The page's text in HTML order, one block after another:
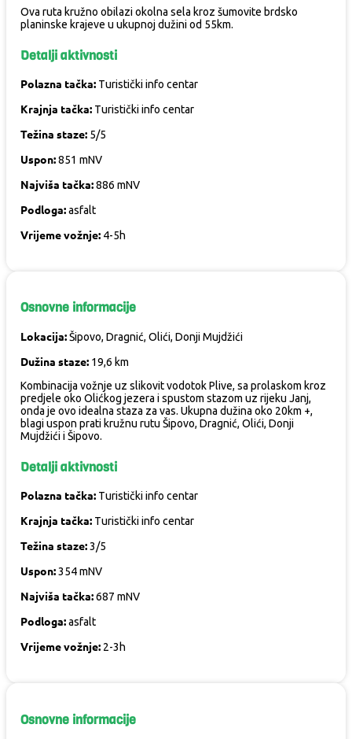
Ova ruta kružno obilazi okolna sela kroz šumovite brdsko
planinske krajeve u ukupnoj dužini od 55km.
Detalji aktivnosti
Polazna tačka: Turistički info centar
Krajnja tačka: Turistički info centar
Težina staze: 5/5
Uspon:851 mNV
Najviša tačka:886 mNV
Podloga:asfalt
Vrijeme vožnje: 4-5h
Osnovne informacije
Lokacija:Šipovo, Dragnić, Olići, Donji Mujdžići
Dužina staze: 19,6 km
Kombinacija vožnje uz slikovit vodotok Plive, sa prolaskom kroz
predjele oko Olićkog jezera i spustom stazom uz rijeku Janj,
onda je ovo idealna staza za vas. Ukupna dužina oko 20km +,
blagi uspon prati kružnu rutu Šipovo, Dragnić, Olići, Donji
Mujdžići i Šipovo.
Detalji aktivnosti
Polazna tačka: Turistički info centar
Krajnja tačka: Turistički info centar
Težina staze:3/5
Uspon:354 mNV
Najviša tačka:687 mNV
Podloga:asfalt
Vrijeme vožnje: 2-3h
Osnovne informacije